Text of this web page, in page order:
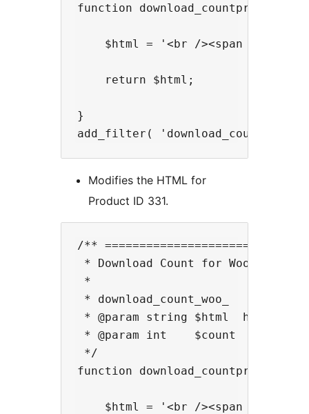
function download_countproduct(
$html = '<br /><span
    return $html;
}
Modifies the HTML for
Product ID 331.
/**
* Download Count for WooCommerce
*
* download_count_woo_
* @param string $html  html.
* @param int    $count  count.
*/
function
$html = '<br /><span